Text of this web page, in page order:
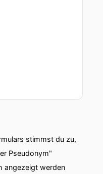
stimmst du zu,
Pseudonym"
angezeigt werden